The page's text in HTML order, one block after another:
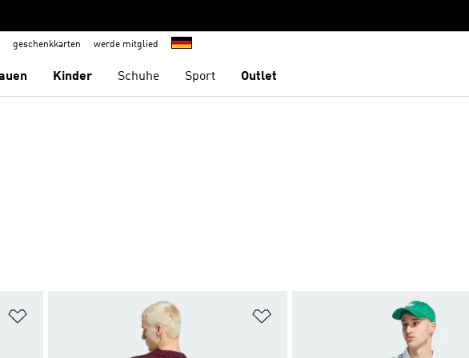
geschenkkarten werde mitglied
Kinder Schuhe Sport Outlet
Zur Wunschliste hinzufügen Zur Wunschliste hinzufügen